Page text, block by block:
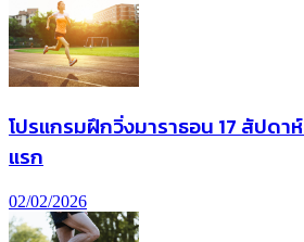
โปรแกรมฝึกวิ่งมาราธอน 17 สัปดา
แรก
02/02/2026